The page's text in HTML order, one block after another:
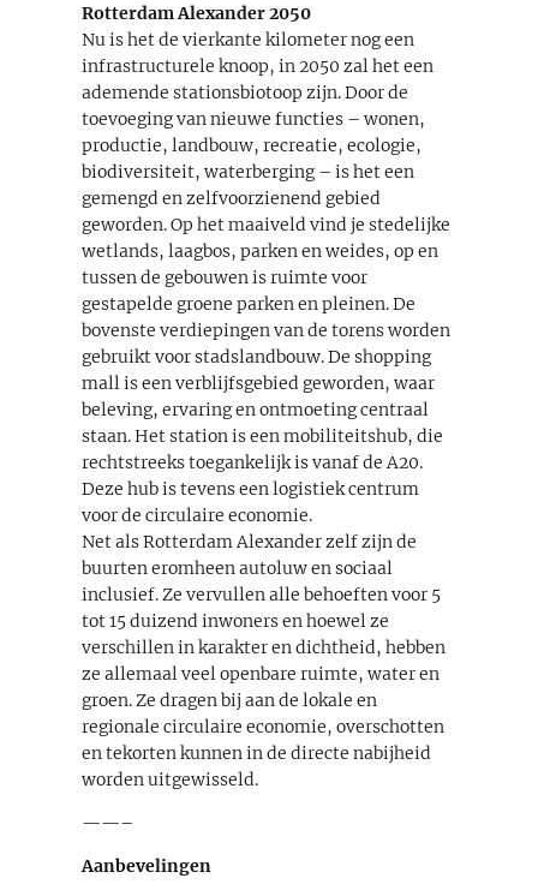
Rotterdam Alexander 2050
Nu is het de vierkante kilometer nog een
infrastructurele knoop, in 2050 zal het een
ademende stationsbiotoop zijn. Door de
toevoeging van nieuwe functies – wonen,
productie, landbouw, recreatie, ecologie,
biodiversiteit, waterberging – is het een
gemengd en zelfvoorzienend gebied
geworden. Op het maaiveld vind je stedelijke
wetlands, laagbos, parken en weides, op en
tussen de gebouwen is ruimte voor
gestapelde groene parken en pleinen. De
bovenste verdiepingen van de torens worden
gebruikt voor stadslandbouw. De shopping
mall is een verblijfsgebied geworden, waar
beleving, ervaring en ontmoeting centraal
staan. Het station is een mobiliteitshub, die
rechtstreeks toegankelijk is vanaf de A20.
Deze hub is tevens een logistiek centrum
voor de circulaire economie.
Net als Rotterdam Alexander zelf zijn de
buurten eromheen autoluw en sociaal
inclusief. Ze vervullen alle behoeften voor 5
tot 15 duizend inwoners en hoewel ze
verschillen in karakter en dichtheid, hebben
ze allemaal veel openbare ruimte, water en
groen. Ze dragen bij aan de lokale en
regionale circulaire economie, overschotten
en tekorten kunnen in de directe nabijheid
worden uitgewisseld.
——–
Aanbevelingen